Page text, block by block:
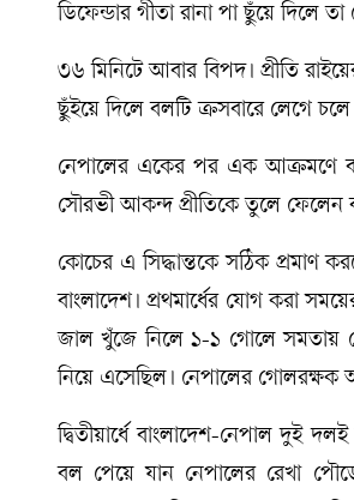
ডিফেন্ডার গীতা রানা পা ছুঁয়ে দিলে
৩৬ মিনিটে আবার বিপদ। প্রীতি
ছুঁইয়ে দিলে বলটি ক্রসবারে লেগে চলে
নেপালের একের পর এক আক্রমণে
সৌরভী আকন্দ প্রীতিকে তুলে ফেলেন
কোচের এ সিদ্ধান্তকে সঠিক প্রমাণ
বাংলাদেশ। প্রথমার্ধের যোগ করা
জাল খুঁজে নিলে ১-১ গোলে সমতায়
নিয়ে এসেছিল। নেপালের গোলরক্ষক
দ্বিতীয়ার্ধে বাংলাদেশ-নেপাল দুই
বল পেয়ে যান নেপালের রেখা